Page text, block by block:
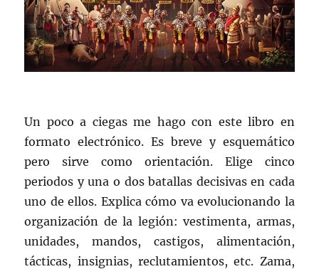
Un poco a ciegas me hago con este libro en
formato electrónico. Es breve y esquemático
pero sirve como orientación. Elige cinco
periodos y una o dos batallas decisivas en cada
uno de ellos. Explica cómo va evolucionando la
organización de la legión: vestimenta, armas,
unidades, mandos, castigos, alimentación,
tácticas, insignias, reclutamientos, etc. Zama,